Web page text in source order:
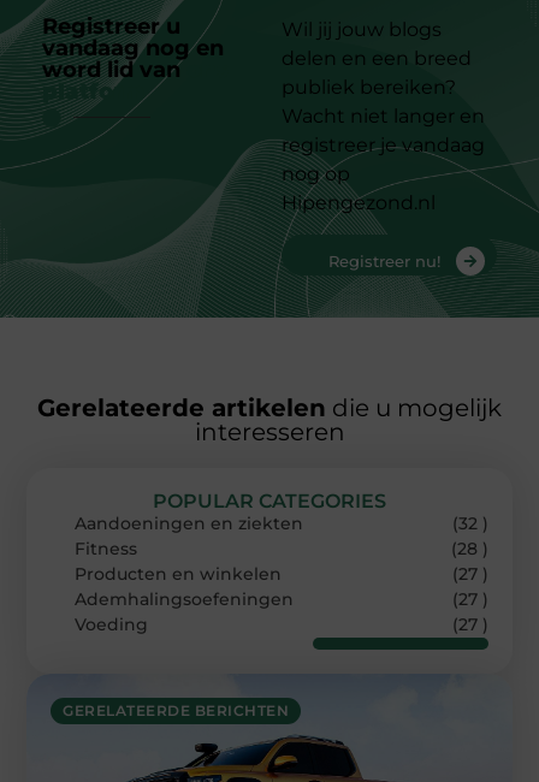
Registreer u
vandaag nog en
word lid van
platform
Wil jij jouw blogs
delen en een breed
publiek bereiken?
Wacht niet langer en
registreer je vandaag
nog op
Hipengezond.nl
Registreer nu!
Gerelateerde artikelen die u mogelijk
interesseren
GERELATEERDE BERICHTEN
POPULAR CATEGORIES
Aandoeningen en ziekten
(32 )
Fitness
(28 )
Producten en winkelen
(27 )
Ademhalingsoefeningen
(27 )
Voeding
(27 )